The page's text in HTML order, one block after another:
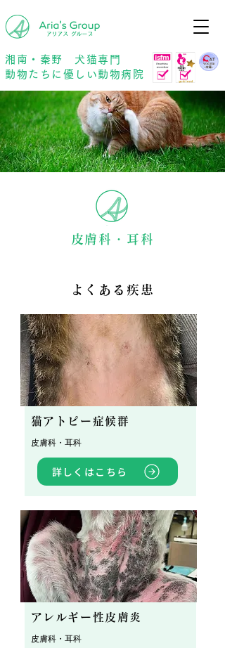
湘南・秦野 犬猫専門
動物たちに優しい動物病院
皮膚科・耳科
よくある疾患
猫アトピー症候群
皮膚科・耳科
詳しくはこちら
アレルギー性皮膚炎
皮膚科・耳科